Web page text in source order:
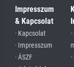
Impresszum
& Kapcsolat
· Kapcsolat
· Impresszum
· ÁSZF